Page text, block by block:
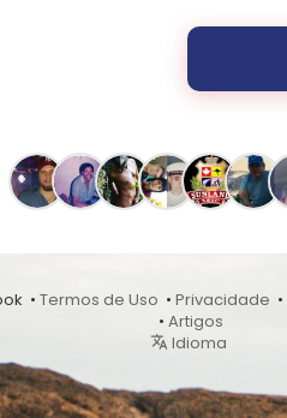
• Termos de Uso • Privacidade •
• Artigos
Idioma